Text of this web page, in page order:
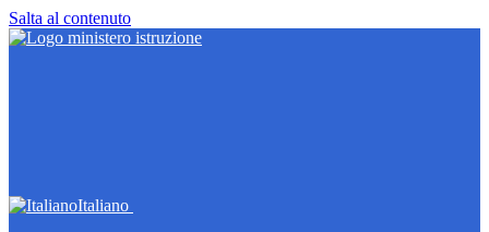
Salta al contenuto
Italiano